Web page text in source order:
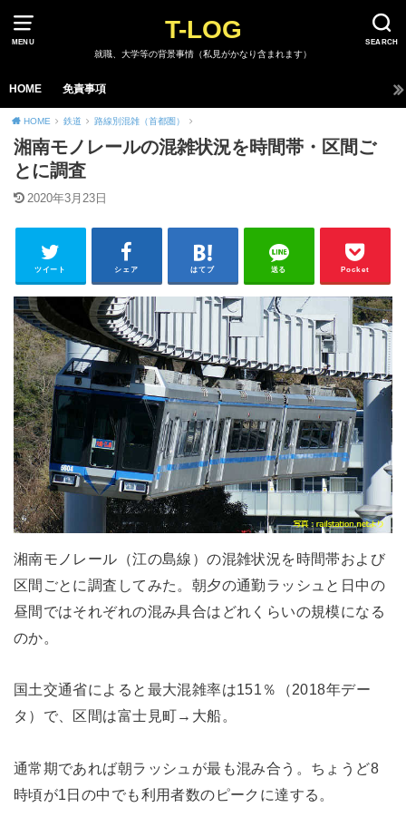
MENU SEARCH
T-LOG
就職、大学等の背景事情（私見がかなり含まれます）
HOME 免責事項
HOME 鉄道 路線別混雑（首都圏）
湘南モノレールの混雑状況を時間帯・区間ご
とに調査
2020年3月23日
ツイート シェア はてブ 送る Pocket
湘南モノレール（江の島線）の混雑状況を時間帯および
区間ごとに調査してみた。朝夕の通勤ラッシュと日中の
昼間ではそれぞれの混み具合はどれくらいの規模になる
のか。
国土交通省によると最大混雑率は151％（2018年デー
タ）で、区間は富士見町→大船。
通常期であれば朝ラッシュが最も混み合う。ちょうど8
時頃が1日の中でも利用者数のピークに達する。